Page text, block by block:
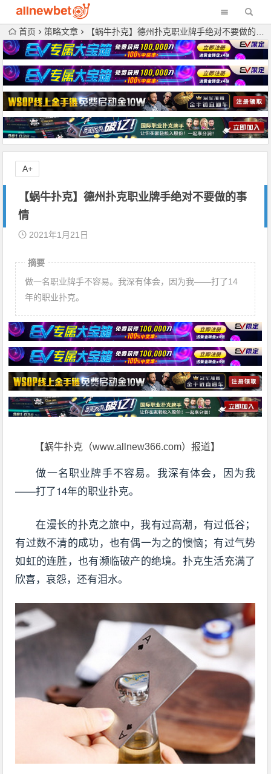
首页 策略文章 【蜗牛扑克】德州扑克职业牌手绝对不要做的事情
【蜗牛扑克】德州扑克职业牌手绝对不要做的事
情
2021年1月21日
摘要
做一名职业牌手不容易。我深有体会，因为我——打了14
年的职业扑克。
【蜗牛扑克（www.allnew366.com）报道】
做一名职业牌手不容易。我深有体会，因为我
——打了14年的职业扑克。
在漫长的扑克之旅中，我有过高潮，有过低谷；
有过数不清的成功，也有偶一为之的懊恼；有过气势
如虹的连胜，也有濒临破产的绝境。扑克生活充满了
欣喜，哀怨，还有泪水。
A+